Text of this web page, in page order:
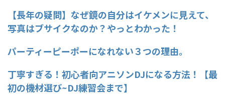
【長年の疑問】なぜ鏡の自分はイケメンに見えて、
写真はブサイクなのか？やっとわかった！
パーティーピーポーになれない３つの理由。
丁寧すぎる！初心者向アニソンDJになる方法！【最
初の機材選び~DJ練習会まで】